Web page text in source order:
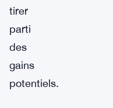
tirer
parti
des
gains
potentiels.